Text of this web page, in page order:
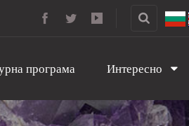
програма Интересно